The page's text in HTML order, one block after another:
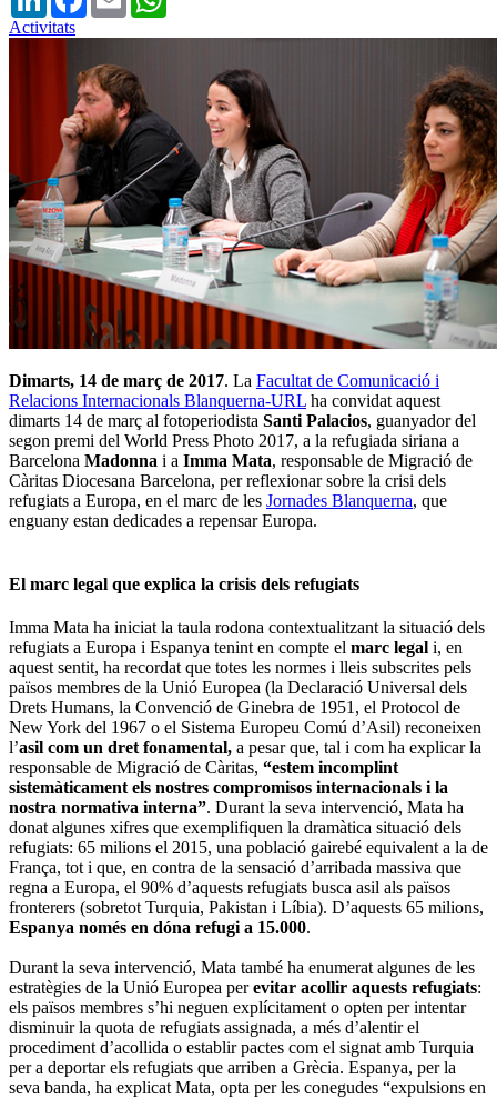
Activitats
Dimarts, 14 de març de 2017. La Facultat de Comunicació i
Relacions Internacionals Blanquerna-URL ha convidat aquest
dimarts 14 de març al fotoperiodista Santi Palacios, guanyador del
segon premi del World Press Photo 2017, a la refugiada siriana a
Barcelona Madonna i a Imma Mata, responsable de Migració de
Càritas Diocesana Barcelona, per reflexionar sobre la crisi dels
refugiats a Europa, en el marc de les Jornades Blanquerna, que
enguany estan dedicades a repensar Europa.
El marc legal que explica la crisis dels refugiats
Imma Mata ha iniciat la taula rodona contextualitzant la situació dels
refugiats a Europa i Espanya tenint en compte el marc legal i, en
aquest sentit, ha recordat que totes les normes i lleis subscrites pels
països membres de la Unió Europea (la Declaració Universal dels
Drets Humans, la Convenció de Ginebra de 1951, el Protocol de
New York del 1967 o el Sistema Europeu Comú d’Asil) reconeixen
l’asil com un dret fonamental, a pesar que, tal i com ha explicar la
responsable de Migració de Càritas, “estem incomplint
sistemàticament els nostres compromisos internacionals i la
nostra normativa interna”. Durant la seva intervenció, Mata ha
donat algunes xifres que exemplifiquen la dramàtica situació dels
refugiats: 65 milions el 2015, una població gairebé equivalent a la de
França, tot i que, en contra de la sensació d’arribada massiva que
regna a Europa, el 90% d’aquests refugiats busca asil als països
fronterers (sobretot Turquia, Pakistan i Líbia). D’aquests 65 milions,
Espanya només en dóna refugi a 15.000.
Durant la seva intervenció, Mata també ha enumerat algunes de les
estratègies de la Unió Europea perevitar acollir aquests refugiats:
els països membres s’hi neguen explícitament o opten per intentar
disminuir la quota de refugiats assignada, a més d’alentir el
procediment d’acollida o establir pactes com el signat amb Turquia
per a deportar els refugiats que arriben a Grècia. Espanya, per la
seva banda, ha explicat Mata, opta per les conegudes “expulsions en